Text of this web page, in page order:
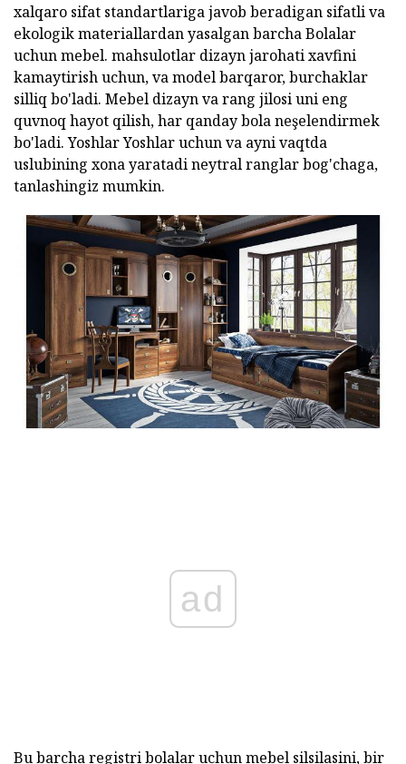
xalqaro sifat standartlariga javob beradigan sifatli va
ekologik materiallardan yasalgan barcha Bolalar
uchun mebel. mahsulotlar dizayn jarohati xavfini
kamaytirish uchun, va model barqaror, burchaklar
silliq bo'ladi. Mebel dizayn va rang jilosi uni eng
quvnoq hayot qilish, har qanday bola neşelendirmek
bo'ladi. Yoshlar Yoshlar uchun va ayni vaqtda
uslubining xona yaratadi neytral ranglar bog'chaga,
tanlashingiz mumkin.
ad
Bu barcha registri bolalar uchun mebel silsilasini, bir